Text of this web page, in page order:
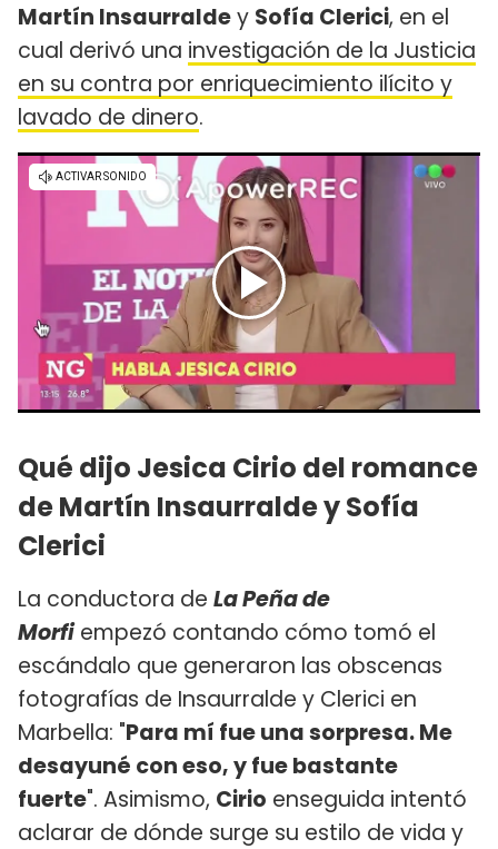
Martín Insaurraldey Sofía Clerici, en el
cual derivó una investigación de la Justicia
en su contra por enriquecimiento ilícito y
lavado de dinero.
Qué dijo Jesica Cirio del romance
de Martín Insaurralde y Sofía
Clerici
La conductora de La Peña de
Morfiempezó contando cómo tomó el
escándalo que generaron las obscenas
fotografías de Insaurralde y Clerici en
Marbella: "Para mí fue una sorpresa. Me
desayuné con eso, y fue bastante
fuerte". Asimismo, Cirio enseguida intentó
aclarar de dónde surge su estilo de vida y